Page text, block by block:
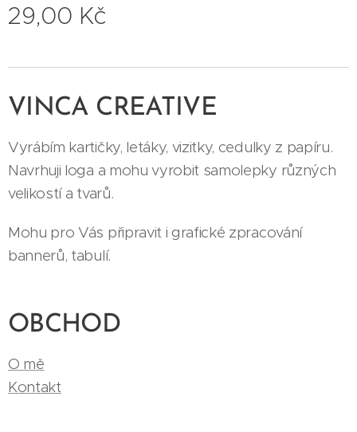
29,00 Kč
VINCA CREATIVE
Vyrábím kartičky, letáky, vizitky, cedulky z papíru.
Navrhuji loga a mohu vyrobit samolepky různých
velikostí a tvarů.
Mohu pro Vás připravit i grafické zpracování
bannerů, tabulí.
OBCHOD
O mě
Kontakt